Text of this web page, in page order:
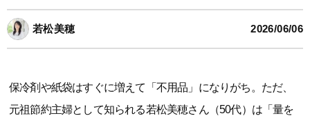
若松美穂 2026/06/06
保冷剤や紙袋はすぐに増えて「不用品」になりがち。ただ、
元祖節約主婦として知られる若松美穂さん（50代）は「量を